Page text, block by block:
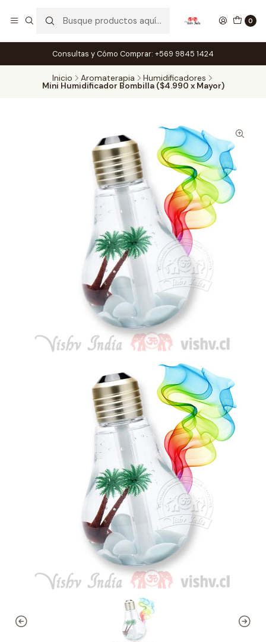
0
Consultas y Cómo Comprar: +569 9845 1424
Inicio Aromaterapia Humidificadores
Mini Humidificador Bombilla ($4.990 x Mayor)